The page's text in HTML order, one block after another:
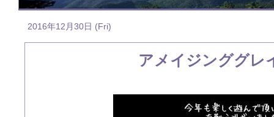
2016年12月30日 (Fri)
アメイジンググレ